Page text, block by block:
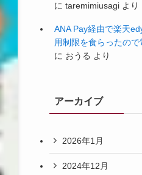
に taremimiusagi より
ANA Pay経由で楽天
用制限を食らったの
に おうる より
アーカイブ
2026年1月
2024年12月